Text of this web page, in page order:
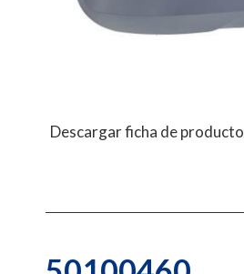
Descargar ficha de producto